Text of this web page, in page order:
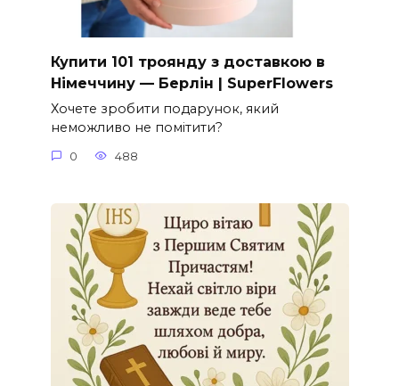
Купити 101 троянду з доставкою в
Німеччину — Берлін | SuperFlowers
Хочете зробити подарунок, який
неможливо не помітити?
0 488